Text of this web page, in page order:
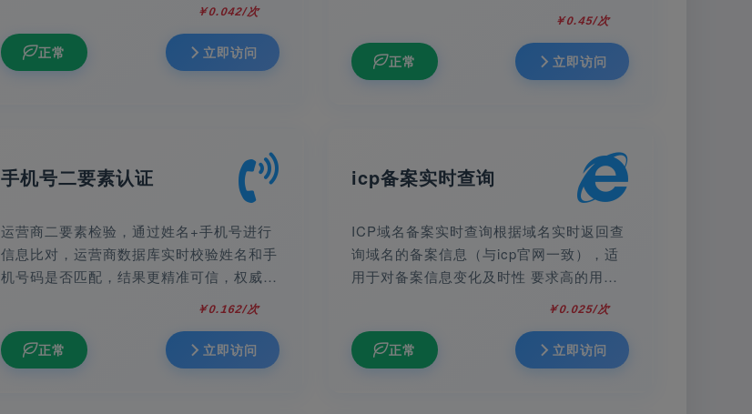
￥0.042/次
正常 立即访问
车排量、汽车马力、功率、轴数、轴距等基
发生过户但交强险没过户，或者过户信息未
更新，这种情况的是过户前的信息（比如去
询，查询成功后概不退款。
￥0.45/次
正常 立即访问
手机号二要素认证
运营商二要素检验，通过姓名+手机号进行
信息比对，运营商数据库实时校验姓名和手
机号码是否匹配，结果更精准可信，权威合
规，毫秒级响应，零缓存，校验验证可靠。
￥0.162/次
正常 立即访问
icp备案实时查询
ICP域名备案实时查询根据域名实时返回查
询域名的备案信息（与icp官网一致），适
用于对备案信息变化及时性 要求高的用
￥0.025/次
正常 立即访问